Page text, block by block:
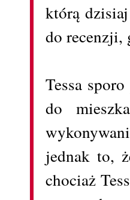
którą
do recenzji,
Tessa
do
jednak to,
chociaż